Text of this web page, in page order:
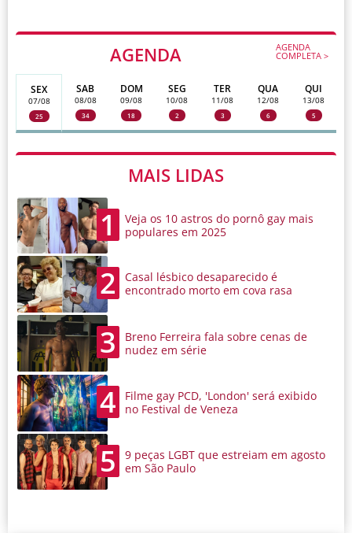
AGENDA AGENDA
COMPLETA >
SEX
07/08
25
SAB
08/08
34
DOM
09/08
18
SEG
10/08
2
TER
11/08
3
QUA
12/08
6
QUI
13/08
5
MAIS LIDAS
1
Veja os 10 astros do pornô gay mais
populares em 2025
2
Casal lésbico desaparecido é
encontrado morto em cova rasa
3
Breno Ferreira fala sobre cenas de
nudez em série
4
Filme gay PCD, 'London' será exibido
no Festival de Veneza
5
9 peças LGBT que estreiam em agosto
em São Paulo